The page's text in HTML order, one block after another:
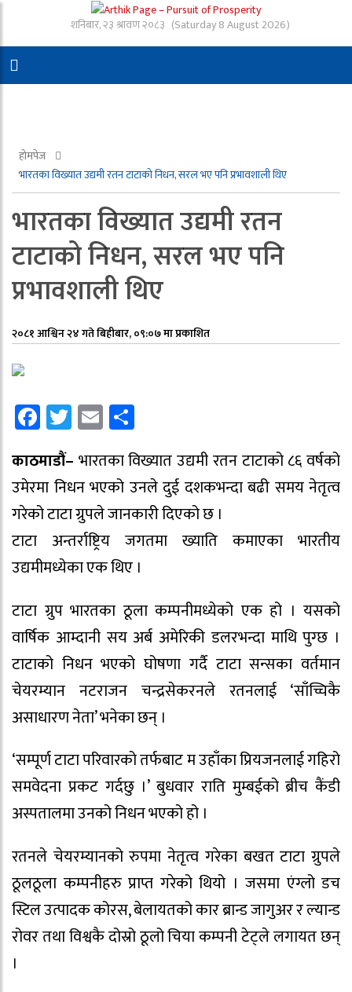
शनिबार, २३ श्रावण २०८३ (Saturday 8 August 2026)
होमपेज
भारतका विख्यात उद्यमी रतन टाटाको निधन, सरल भए पनि प्रभावशाली थिए
भारतका विख्यात उद्यमी रतन
टाटाको निधन, सरल भए पनि
प्रभावशाली थिए
२०८१ आश्विन २४ गते बिहीबार, ०९:०७ मा प्रकाशित
Facebook
Twitter
Email
काठमाडौं– भारतका विख्यात उद्यमी रतन टाटाको ८६ वर्षको
उमेरमा निधन भएको उनले दुई दशकभन्दा बढी समय नेतृत्व
गरेको टाटा ग्रुपले जानकारी दिएको छ ।
टाटा अन्तर्राष्ट्रिय जगतमा ख्याति कमाएका भारतीय
उद्यमीमध्येका एक थिए ।
टाटा ग्रुप भारतका ठूला कम्पनीमध्येको एक हो । यसको
वार्षिक आम्दानी सय अर्ब अमेरिकी डलरभन्दा माथि पुग्छ ।
टाटाको निधन भएको घोषणा गर्दै टाटा सन्सका वर्तमान
चेयरम्यान नटराजन चन्द्रसेकरनले रतनलाई ‘साँच्चिकै
असाधारण नेता’ भनेका छन् ।
‘सम्पूर्ण टाटा परिवारको तर्फबाट म उहाँका प्रियजनलाई गहिरो
समवेदना प्रकट गर्दछु ।’ बुधवार राति मुम्बईको ब्रीच कैंडी
अस्पतालमा उनको निधन भएको हो ।
रतनले चेयरम्यानको रुपमा नेतृत्व गरेका बखत टाटा ग्रुपले
ठूलठूला कम्पनीहरु प्राप्त गरेको थियो । जसमा एंग्लो डच
स्टिल उत्पादक कोरस, बेलायतको कार ब्रान्ड जागुअर र ल्यान्ड
रोवर तथा विश्वकै दोस्रो ठूलो चिया कम्पनी टेट्ले लगायत छन्
।